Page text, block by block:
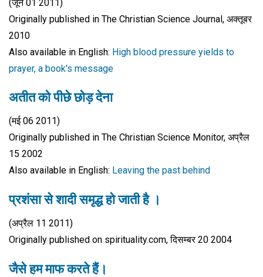
(जून 01 2011)
Originally published in The Christian Science Journal, अक्तूबर
2010
Also available in English: High blood pressure yields to
prayer, a book's message
अतीत को पीछे छोड़ देना
(मई 06 2011)
Originally published in The Christian Science Monitor, अप्रैल
15 2002
Also available in English: Leaving the past behind
प्रशंसा से शादी समृद्ध हो जाती है ।
(अप्रैल 11 2011)
Originally published on spirituality.com, दिसम्बर 20 2004
जैसे हम माफ करते हैं।